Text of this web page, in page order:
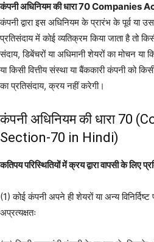
कंपनी अधिनियम की धारा 70
कंपनी द्वारा इस अधिनियम के प्रारंभ के पूर्व या
प्रतिसंदाय में कोई व्यतिक्रम किया जाता है तो
संदाय, डिबेंचरों या अधिमानी शेयरों का मोचन
या किसी वित्तीय संस्था या बैंककारी कंपनी को
का प्रतिसंदाय, क्रय नहीं करेगी।
कंपनी अधिनियम की धारा 70
Section-70 in Hindi)
कतिपय परिस्थितियों में क्रय द्वारा वापसी के लिए
(1) कोई कंपनी अपने ही शेयरों या अन्य विनिर्दिष्ट
अप्रत्यक्षतः